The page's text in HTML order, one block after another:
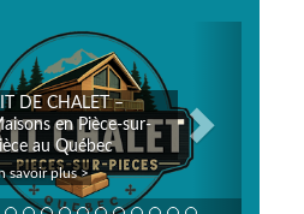
DE CHALET –
en Pièce-sur-
au Québec
savoir plus >